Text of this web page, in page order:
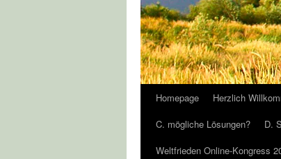
Homepage Herzlich
C. mögliche Lösungen?
D.
Weltfrieden Online-Kongress